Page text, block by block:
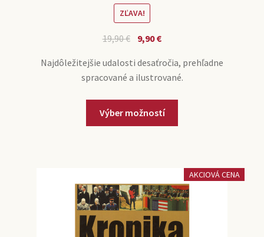
ZĽAVA!
19,90€ 9,90€
Najdôležitejšie udalosti desaťročia, prehľadne
spracované a ilustrované.
Výber možností
AKCIOVÁ CENA